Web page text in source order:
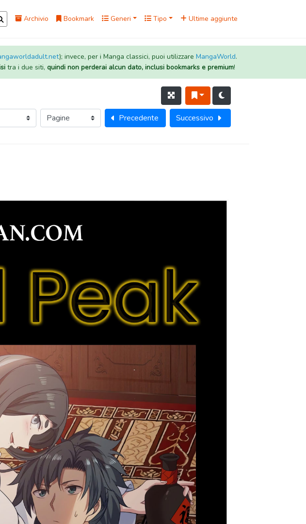
Archivio Bookmark Generi Tipo Ultime aggiunte
); invece, per i Manga classici, puoi utilizzare MangaWorld.
tra i due siti, quindi non perderai alcun dato, inclusi bookmarks e premium!
Precedente Successivo